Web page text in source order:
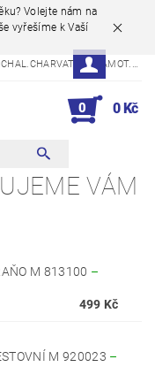
Volejte nám na
vyřešíme k Vaší
0 0 Kč
VÁM
M 813100 –
499 Kč
M 920023 –